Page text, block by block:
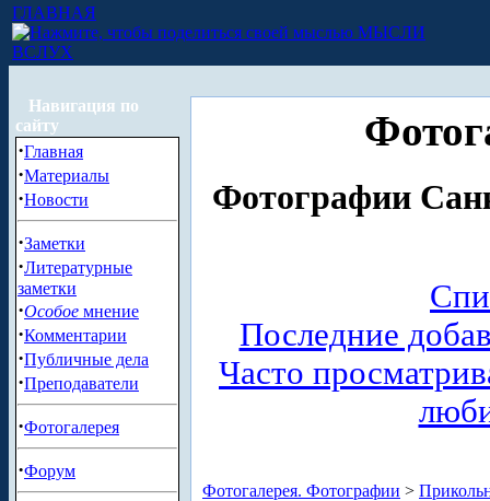
ГЛАВНАЯ
МЫСЛИ
ВСЛУХ
Навигация по
сайту
·Главная
·Материалы
·Новости
·Заметки
·Литературные
заметки
·Особое мнение
·Комментарии
·Публичные дела
·Преподаватели
·Фотогалерея
·Форум
Фотографии
Последние
Часто
Фотогалерея. Фотографии >